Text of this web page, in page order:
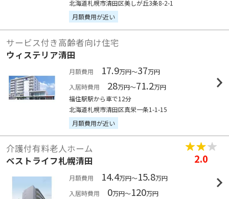
北海道札幌市清田区美しが丘3条8-2-1
月額費用が近い
サービス付き高齢者向け住宅
ウィステリア清田
月額費用 17.9万円～37万円
入居時費用
28万円～71.2万円
福住駅駅から車で12分
北海道札幌市清田区真栄一条1-1-15
月額費用が近い
介護付有料老人ホーム
ベストライフ札幌清田
2.0
月額費用 14.4万円～15.8万円
入居時費用
0万円～120万円